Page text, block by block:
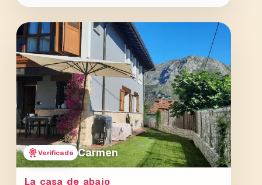
Verificada Carmen
La casa de abajo